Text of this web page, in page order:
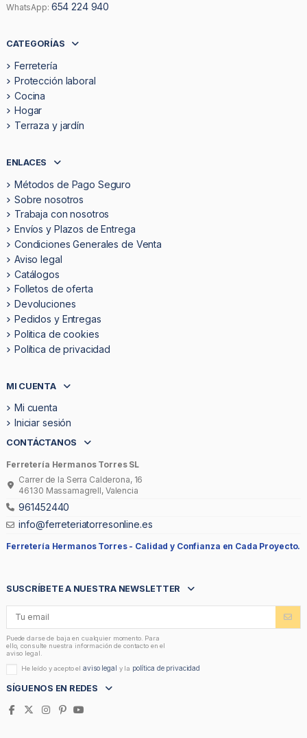
WhatsApp: 654 224 940
CATEGORÍAS
Ferretería
Protección laboral
Cocina
Hogar
Terraza y jardín
ENLACES
Métodos de Pago Seguro
Sobre nosotros
Trabaja con nosotros
Envíos y Plazos de Entrega
Condiciones Generales de Venta
Aviso legal
Catálogos
Folletos de oferta
Devoluciones
Pedidos y Entregas
Politica de cookies
Política de privacidad
MI CUENTA
Mi cuenta
Iniciar sesión
CONTÁCTANOS
Ferretería Hermanos Torres SL
Carrer de la Serra Calderona, 16
46130 Massamagrell, Valencia
961452440
info@ferreteriatorresonline.es
Ferretería Hermanos Torres - Calidad y Confianza en Cada Proyecto.
SUSCRÍBETE A NUESTRA NEWSLETTER
Puede darse de baja en cualquier momento. Para
ello, consulte nuestra información de contacto en el
aviso legal.
He leído y acepto elaviso legal y la política de privacidad
SÍGUENOS EN REDES